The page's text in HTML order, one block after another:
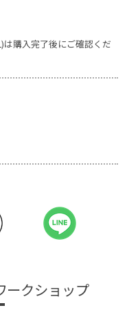
は購入完了後にご確認くだ
ークショップ